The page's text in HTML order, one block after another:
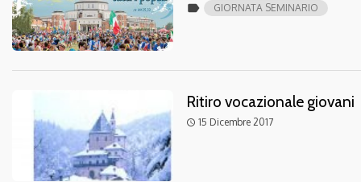
label GIORNATA SEMINARIO
Ritiro vocazionale giovani
access_time 15 Dicembre 2017